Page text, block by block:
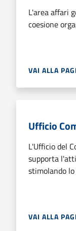
L'area affari
coesione
VAI ALLA
Ufficio
L'Ufficio del
supporta
stimolando
VAI ALLA